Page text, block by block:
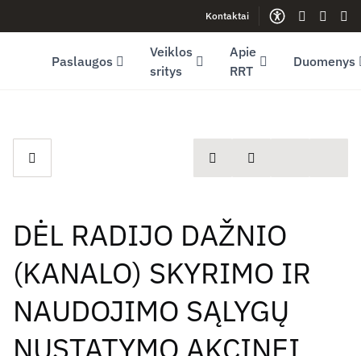
Youtube (opens in new window)Kontaktai
Gestų
Paslaugos
Veiklos
sritys
Apie
RRT
Duomenys
spausdintiDalintis
DĖL RADIJO DAŽNIO
(KANALO) SKYRIMO IR
NAUDOJIMO SĄLYGŲ
NUSTATYMO AKCINEI